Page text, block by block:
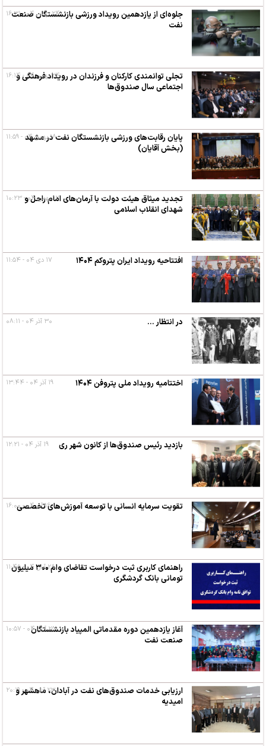
جلوه‌ای از یازدهمین رویداد ورزشی بازنشستگان صنعت
نفت
۲۴ بهمن ۰۴ - ۱۶:۳۱
تجلی توانمندی کارکنان و فرزندان در رویداد فرهنگی و
اجتماعی سال صندوق‌ها
۲۴ بهمن ۰۴ - ۱۶:۱۴
پایان رقابت‌های ورزشی بازنشستگان نفت در مشهد
(بخش آقایان)
۱۸ بهمن ۰۴ - ۱۱:۵۹
تجدید میثاق هیئت دولت با آرمان‌های امام راحل و
شهدای انقلاب اسلامی
۱۲ بهمن ۰۴ - ۱۰:۲۳
افتتاحیه رویداد ایران پتروکم ۱۴۰۴ ۱۷ دی ۰۴ - ۱۱:۵۴
در انتظار ... ۳۰ آذر ۰۴ - ۰۸:۱۱
اختتامیه رویداد ملی پتروفن ۱۴۰۴ ۱۹ آذر ۰۴ - ۱۳:۴۴
بازدید رئیس صندوق‌ها از کانون شهر ری ۱۹ آذر ۰۴ - ۱۲:۲۱
تقویت سرمایه انسانی با توسعه آموزش‌های تخصصی
۱۶ آذر ۰۴ - ۱۶:۰۰
راهنمای کاربری ثبت درخواست تقاضای وام ۳۰۰ میلیون
تومانی بانک گردشگری
۲۸ آبان ۰۴ - ۱۱:۴۵
آغاز یازدهمین دوره مقدماتی المپیاد بازنشستگان
صنعت نفت
۲۵ آبان ۰۴ - ۱۰:۵۷
ارزیابی خدمات صندوق‌های نفت در آبادان، ماهشهر و
امیدیه
۲۳ آبان ۰۴ - ۲۰:۱۹